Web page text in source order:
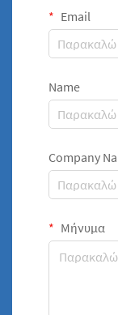
Email
Name
Company
Μήνυμα